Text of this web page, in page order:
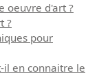
oeuvre d'art ?
?
pour
il en connaitre le